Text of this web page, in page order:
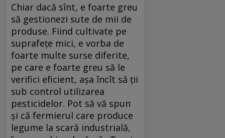
Chiar dacă sînt, e foarte greu
să gestionezi sute de mii de
produse. Fiind cultivate pe
suprafeţe mici, e vorba de
foarte multe surse diferite,
pe care e foarte greu să le
verifici eficient, aşa încît să ţii
sub control utilizarea
pesticidelor. Pot să vă spun
şi că fermierul care produce
legume la scară industrială,